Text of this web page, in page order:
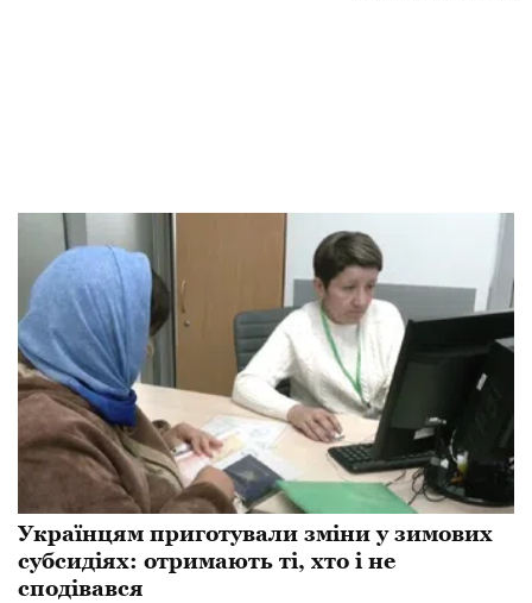
Українцям приготували зміни у зимових
субсидіях: отримають ті, хто і не
сподівався